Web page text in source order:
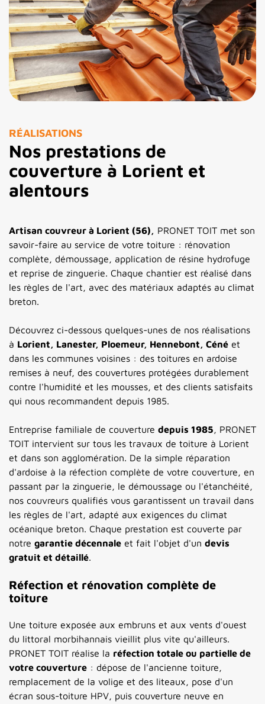
RÉALISATIONS
Nos prestations de
couverture à Lorient et
alentours
Artisan couvreur à Lorient (56), PRONET TOIT met son
savoir-faire au service de votre toiture : rénovation
complète, démoussage, application de résine hydrofuge
et reprise de zinguerie. Chaque chantier est réalisé dans
les règles de l'art, avec des matériaux adaptés au climat
breton.
Découvrez ci-dessous quelques-unes de nos réalisations
à Lorient, Lanester, Ploemeur, Hennebont, Céné et
dans les communes voisines : des toitures en ardoise
remises à neuf, des couvertures protégées durablement
contre l'humidité et les mousses, et des clients satisfaits
qui nous recommandent depuis 1985.
Entreprise familiale de couverture depuis 1985, PRONET
TOIT intervient sur tous les travaux de toiture à Lorient
et dans son agglomération. De la simple réparation
d'ardoise à la réfection complète de votre couverture, en
passant par la zinguerie, le démoussage ou l'étanchéité,
nos couvreurs qualifiés vous garantissent un travail dans
les règles de l'art, adapté aux exigences du climat
océanique breton. Chaque prestation est couverte par
notre garantie décennale et fait l'objet d'un devis
gratuit et détaillé.
Réfection et rénovation complète de
toiture
Une toiture exposée aux embruns et aux vents d'ouest
du littoral morbihannais vieillit plus vite qu'ailleurs.
PRONET TOIT réalise la réfection totale ou partielle de
votre couverture : dépose de l'ancienne toiture,
remplacement de la volige et des liteaux, pose d'un
écran sous-toiture HPV, puis couverture neuve en